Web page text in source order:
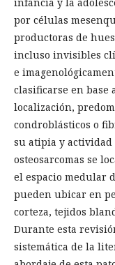
por células
productoras de
incluso invisibles
e
clasificarse en base
localización,
condroblásticos o
su atipia y actividad
osteosarcomas se
el espacio medular
pueden ubicar en
corteza, tejidos
Durante esta
sistemática de la